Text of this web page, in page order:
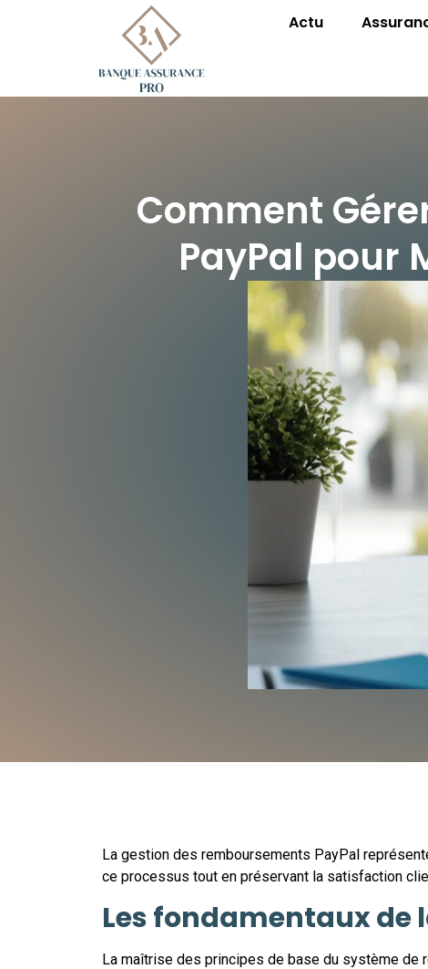
Actu
Comment
PayPal pour
La gestion des remboursements PayPal
ce processus tout en préservant la satisfaction
Les fondamentaux de
La maîtrise des principes de base du système de